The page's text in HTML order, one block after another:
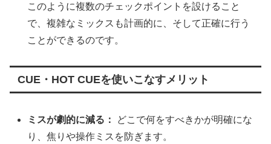
このように複数のチェックポイントを設けること
で、複雑なミックスも計画的に、そして正確に行う
ことができるのです。
CUE・HOT CUEを使いこなすメリット
ミスが劇的に減る：
どこで何をすべきかが明確にな
り、焦りや操作ミスを防ぎます。